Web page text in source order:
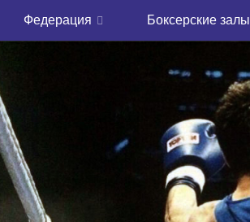
Федерация Боксерские залы